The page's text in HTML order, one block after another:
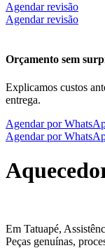
Agendar revisão
Agendar revisão
Orçamento sem
Explicamos custos
entrega.
Agendar por
Agendar por
Em Tatuapé,
Peças genuínas,